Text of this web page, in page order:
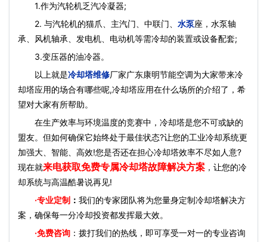
1.作为汽轮机乏汽冷凝器;
2. 与汽轮机的猫爪、主汽门、中联门、 水泵座，水泵轴
承、风机轴承、发电机、电动机等需冷却的装置或设备配套;
3.变压器的油冷器。
以上就是冷却塔维修厂家广东康明节能空调为大家带来冷
却塔应用的场合有哪些呢,冷却塔应用在什么场所的介绍了，希
望对大家有所帮助。
在生产效率与环境温度的竞赛中，冷却塔是您不可或缺的
盟友。但如何确保它始终处于最佳状态?让您的工业冷却系统更
加强大、智能、高效!您是否还在担心冷却塔效率不尽如人意?
现在就来电获取免费专属冷却塔故障解决方案 ，让您的冷
却系统与高温酷暑说再见!
·专业定制 ： 我们的专家团队将为您量身定制冷却塔解决方
案，确保每一分冷却投资都发挥最大效。
·免费咨询 ：拨打我们的热线，即可享受一对一的专业咨询